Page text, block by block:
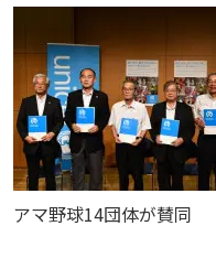
アマ野球14団体が賛同